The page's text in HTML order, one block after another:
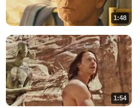
1:48
1:54